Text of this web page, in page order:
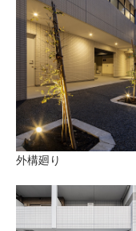
外構廻り